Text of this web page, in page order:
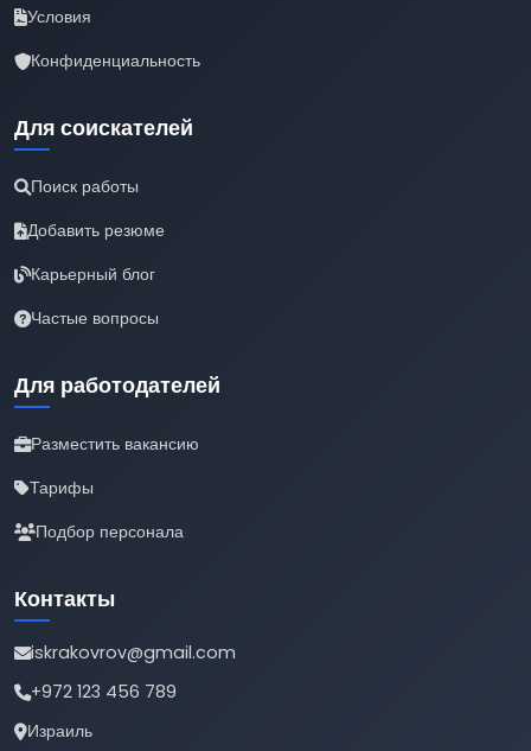
Условия
Конфиденциальность
Для соискателей
Поиск работы
Добавить резюме
Карьерный блог
Частые вопросы
Для работодателей
Разместить вакансию
Тарифы
Подбор персонала
Контакты
iskrakovrov@gmail.com
+972 123 456 789
Израиль